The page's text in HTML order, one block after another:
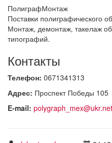
ПолиграфМонтаж
Поставки полиграфического
Монтаж, демонтаж, такелаж
типографий.
Контакты
Телефон: 0671341313
Адрес: Проспект Победы 105
E-mail: polygraph_mex@ukr.net